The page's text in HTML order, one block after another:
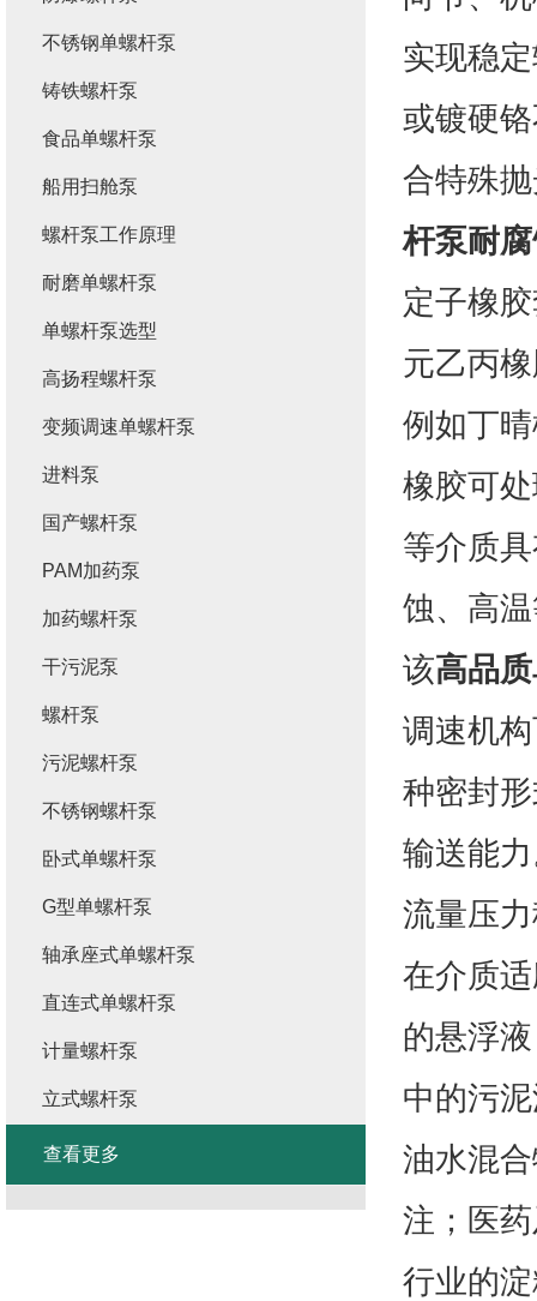
实现稳
或镀硬
合特殊
杆泵耐
定子橡
元乙丙
例如丁
橡胶可
等介质
蚀、高
该高品
调速机
种密封
输送能
流量压
在介质
的悬浮
中的污
油水混
注；医
行业的
不锈钢单螺杆泵
铸铁螺杆泵
食品单螺杆泵
船用扫舱泵
螺杆泵工作原理
耐磨单螺杆泵
单螺杆泵选型
高扬程螺杆泵
变频调速单螺杆泵
进料泵
国产螺杆泵
PAM加药泵
加药螺杆泵
干污泥泵
螺杆泵
污泥螺杆泵
不锈钢螺杆泵
卧式单螺杆泵
G型单螺杆泵
轴承座式单螺杆泵
直连式单螺杆泵
计量螺杆泵
立式螺杆泵
查看更多